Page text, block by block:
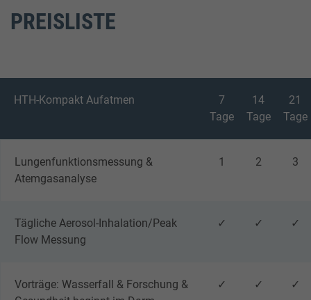
Unsere Diätologin zeigt wie man mit gesunder
Unverträglichkeiten.
(findet nicht statt bei Regenwetter)
ca. 0,5 h
PREISLISTE
HTH-Kompakt Aufatmen
7
Tage
14
Tage
21
Tage
Lungenfunktionsmessung &
Atemgasanalyse
1 2 3
Tägliche Aerosol-Inhalation/Peak
Flow Messung
✓ ✓ ✓
Vorträge: Wasserfall & Forschung &
✓ ✓ ✓